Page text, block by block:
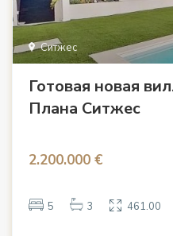
Ситжес
Готовая новая
Плана Ситжес
2.200.000 €
5 3 461.00